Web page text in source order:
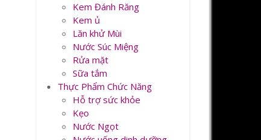
Kem Đánh Răng
Kem ủ
Lăn khử Mùi
Nước Súc Miệng
Rửa mặt
Sữa tắm
Thực Phẩm Chức Năng
Hỗ trợ sức khỏe
Kẹo
Nước Ngọt